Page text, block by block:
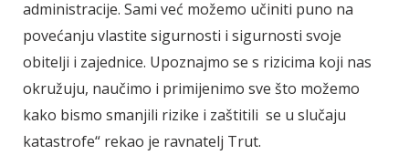
administracije. Sami već možemo učiniti puno na
povećanju vlastite sigurnosti i sigurnosti svoje
obitelji i zajednice. Upoznajmo se s rizicima koji nas
okružuju, naučimo i primijenimo sve što možemo
kako bismo smanjili rizike i zaštitili se u slučaju
katastrofe“ rekao je ravnatelj Trut.